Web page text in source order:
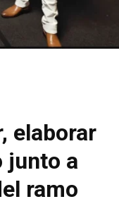
elaborar
junto a
ramo